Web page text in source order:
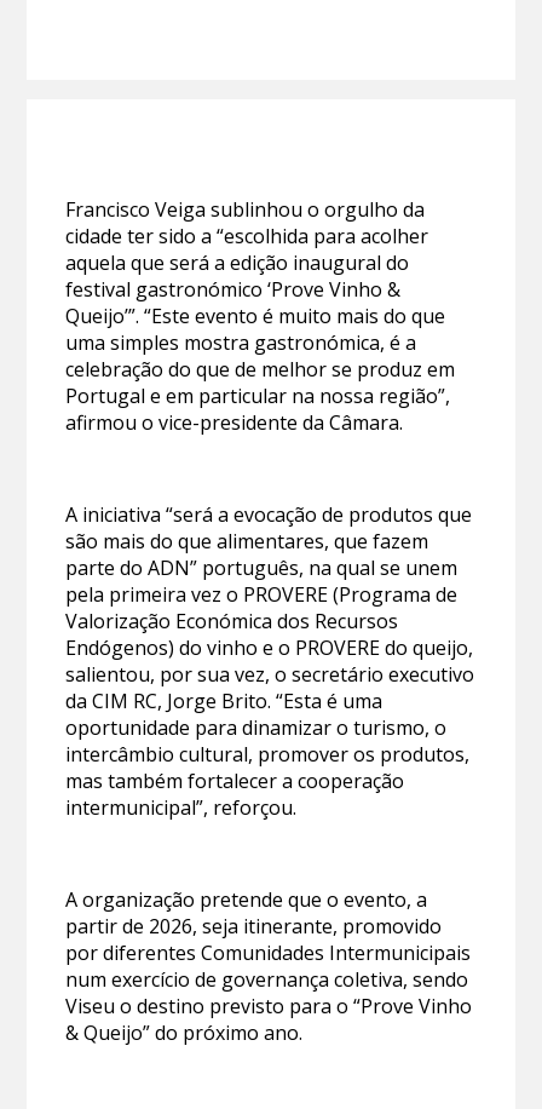
Francisco Veiga sublinhou o orgulho da
cidade ter sido a “escolhida para acolher
aquela que será a edição inaugural do
festival gastronómico ‘Prove Vinho &
Queijo’”. “Este evento é muito mais do que
uma simples mostra gastronómica, é a
celebração do que de melhor se produz em
Portugal e em particular na nossa região”,
afirmou o vice-presidente da Câmara.
A iniciativa “será a evocação de produtos que
são mais do que alimentares, que fazem
parte do ADN” português, na qual se unem
pela primeira vez o PROVERE (Programa de
Valorização Económica dos Recursos
Endógenos) do vinho e o PROVERE do queijo,
salientou, por sua vez, o secretário executivo
da CIM RC, Jorge Brito. “Esta é uma
oportunidade para dinamizar o turismo, o
intercâmbio cultural, promover os produtos,
mas também fortalecer a cooperação
intermunicipal”, reforçou.
A organização pretende que o evento, a
partir de 2026, seja itinerante, promovido
por diferentes Comunidades Intermunicipais
num exercício de governança coletiva, sendo
Viseu o destino previsto para o “Prove Vinho
& Queijo” do próximo ano.